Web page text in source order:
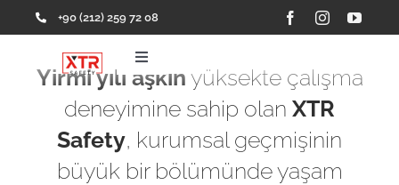
to
+90 (212) 259 72 08
Toggle
Navigation
Ana Sayfa
Ürünler
Yirmi yılı aşkın yüksekte çalışma
deneyimine sahip olan XTR
Safety, kurumsal geçmişinin
büyük bir bölümünde yaşam